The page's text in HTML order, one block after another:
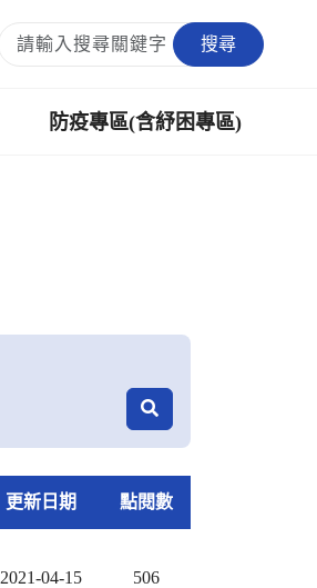
搜尋
防疫專區(含紓困專區)
更新日期 點閱數
2021-04-15 506